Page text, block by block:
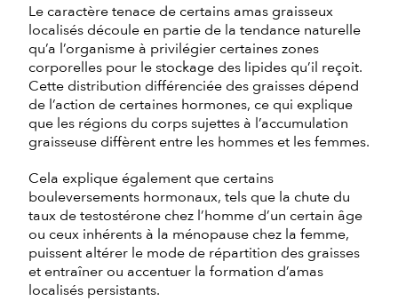
Le caractère tenace de certains amas graisseux
localisés découle en partie de la tendance naturelle
qu’a l’organisme à privilégier certaines zones
corporelles pour le stockage des lipides qu’il reçoit.
Cette distribution différenciée des graisses dépend
de l’action de certaines hormones, ce qui explique
que les régions du corps sujettes à l’accumulation
graisseuse diffèrent entre les hommes et les femmes.
Cela explique également que certains
bouleversements hormonaux, tels que la chute du
taux de testostérone chez l’homme d’un certain âge
ou ceux inhérents à la ménopause chez la femme,
puissent altérer le mode de répartition des graisses
et entraîner ou accentuer la formation d’amas
localisés persistants.